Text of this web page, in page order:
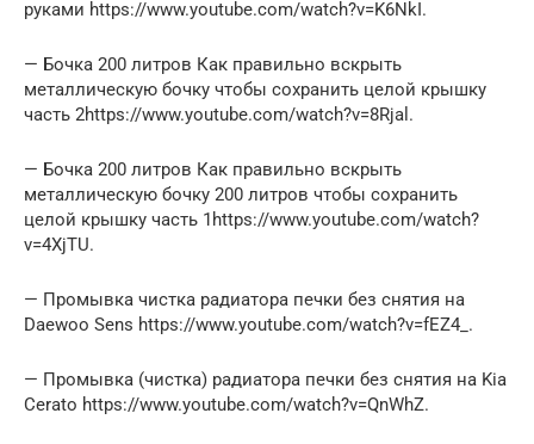
руками https://www.youtube.com/watch?v=K6NkI.
— Бочка 200 литров Как правильно вскрыть
металлическую бочку чтобы сохранить целой крышку
часть 2https://www.youtube.com/watch?v=8Rjal.
— Бочка 200 литров Как правильно вскрыть
металлическую бочку 200 литров чтобы сохранить
целой крышку часть 1https://www.youtube.com/watch?
v=4XjTU.
— Промывка чистка радиатора печки без снятия на
Daewoo Sens https://www.youtube.com/watch?v=fEZ4_.
— Промывка (чистка) радиатора печки без снятия на Kia
Cerato https://www.youtube.com/watch?v=QnWhZ.